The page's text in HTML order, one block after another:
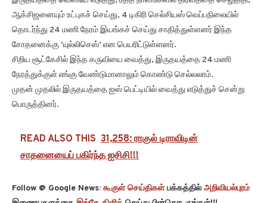
ஆக்சிஜனையும் உட்புகச் செய்து, 4 டிகிரி செல்சியஸ் வெப்பநிலையில்
தொடர்ந்து 24 மணி நேரம் இயங்கச் செய்து சாதித்துள்ளனர் இந்த
சோதனைக்கு ‘யுல்லிசெஸ்’ என பெயரிட்டுள்ளனர்.
சிறிய சூட்கேசில் இந்த கருவியை வைத்து, இருதயத்தை 24 மணி
நேரத்துக்குள் எங்கு வேண்டுமானாலும் கொண்டு செல்லலாம்.
முதன் முதலில் இருதயத்தை ஐஸ் பெட்டியில் வைத்து எடுத்துச் சென்று
பொருத்தினர்.
READ ALSO THIS 31,258: ராகுல் டிராவிடின்
சாதனையைப் பகிர்ந்த ஐசிசி!!!
Follow @ Google News: கூகுள் செய்திகள்பக்கத்தில் அறிவியல்புரம்